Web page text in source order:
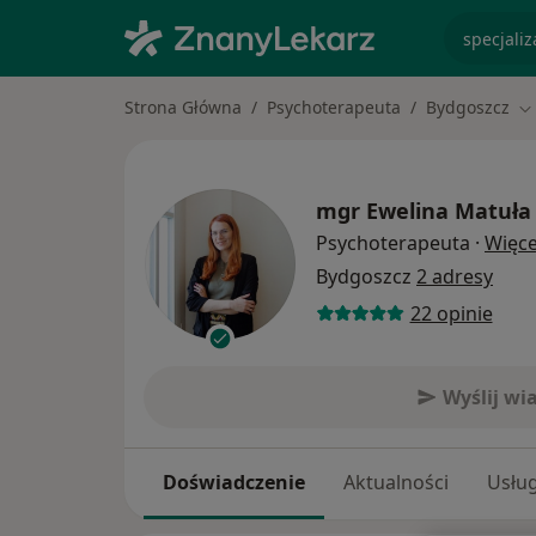
Strona Główna Psychoterapeuta Bydgoszcz
mgr Ewelina Matuła
Psychoterapeuta ·
Bydgoszcz 2 adresy
22 opinie
Wyślij
Doświadczenie Aktualności